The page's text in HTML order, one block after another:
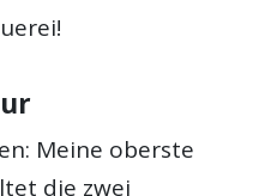
Meine oberste
die zwei